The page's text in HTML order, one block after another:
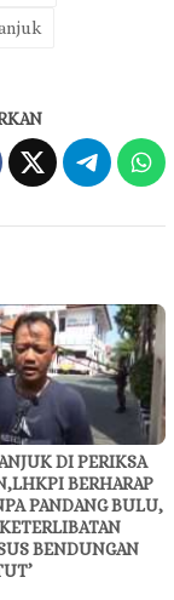
DI PERIKSA
BERHARAP
PANDANG BULU,
BENDUNGAN